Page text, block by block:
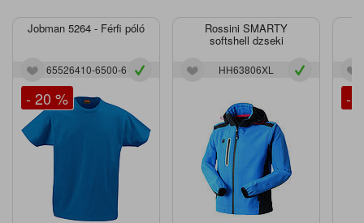
Jobman 5264 - Férfi póló
65526410-6500-6
- 20 %
Rossini SMARTY
softshell dzseki
HH63806XL
-